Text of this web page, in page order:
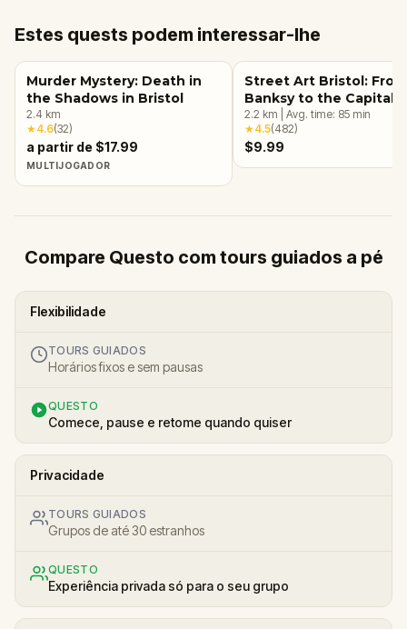
Estes quests podem interessar-lhe
Murder Mystery: Death in
the Shadows in Bristol
2.4 km
★4.6(32)
a partir de $17.99
MULTIJOGADOR
Street Art Bristol: From
Banksy to the Capital
Graffiti Walking Tour &
Escape Game
2.2 km Avg. time: 85 min
★4.5(482)
$9.99
Compare Questo com tours guiados a pé
Flexibilidade
TOURS GUIADOS
Horários fixos e sem pausas
QUESTO
Comece, pause e retome quando quiser
Privacidade
TOURS GUIADOS
Grupos de até 30 estranhos
QUESTO
Experiência privada só para o seu grupo